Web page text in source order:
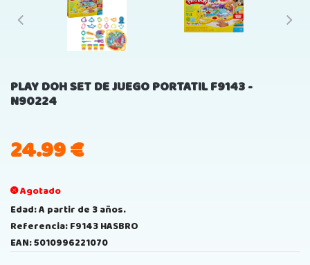
PLAY DOH SET DE JUEGO PORTATIL F9143 -
N90224
24.99€
Agotado
Edad: A partir de 3 años.
Referencia: F9143 HASBRO
EAN: 5010996221070